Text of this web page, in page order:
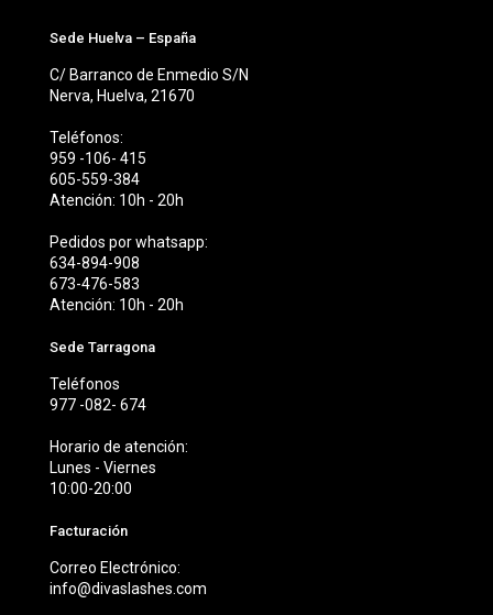
Sede Huelva – España
C/ Barranco de Enmedio S/N
Nerva, Huelva, 21670
Teléfonos:
959 -106- 415
605-559-384
Atención: 10h - 20h
Pedidos por whatsapp:
634-894-908
673-476-583
Atención: 10h - 20h
Sede Tarragona
Teléfonos
977 -082- 674
Horario de atención:
Lunes - Viernes
10:00-20:00
Facturación
Correo Electrónico:
info@divaslashes.com